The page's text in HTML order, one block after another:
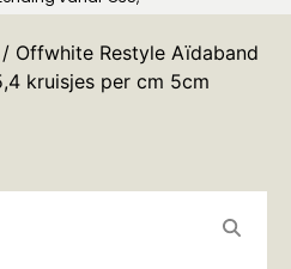
/ Offwhite Restyle Aïdaband
kruisjes per cm 5cm